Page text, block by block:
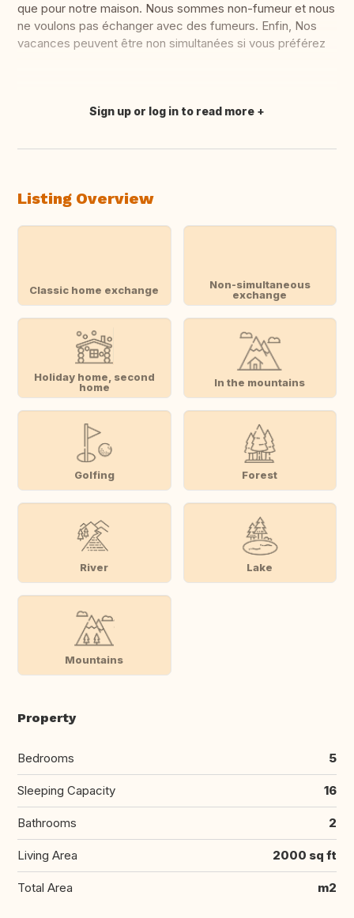
que pour notre maison. Nous sommes non-fumeur et nous
ne voulons pas échanger avec des fumeurs. Enfin, Nos
vacances peuvent être non simultanées si vous préférez
Translate this
Sign up or log in to read more
Listing Overview
Classic home exchange
Non-simultaneous
exchange
Holiday home, second
home
In the mountains
Golfing Forest
River Lake
Mountains
Property
Bedrooms 5
Sleeping Capacity 16
Bathrooms 2
Living Area 2000 sq ft
Total Area m2